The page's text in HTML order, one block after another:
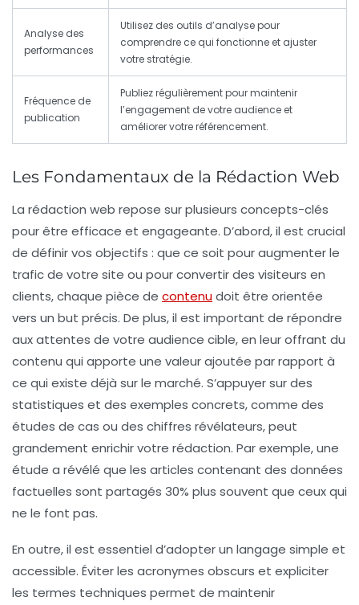
Analyse des
performances
Utilisez des outils d’analyse pour
comprendre ce qui fonctionne et ajuster
votre stratégie.
Fréquence de
publication
Publiez régulièrement pour maintenir
l’engagement de votre audience et
améliorer votre référencement.
Les Fondamentaux de la Rédaction Web
La rédaction web repose sur plusieurs concepts-clés
pour être efficace et engageante. D’abord, il est crucial
de définir vos objectifs : que ce soit pouraugmenter le
traficde votre site ou pour convertir des visiteurs en
clients, chaque pièce de contenudoit être orientée
vers un but précis. De plus, il est important de répondre
aux attentes de votre audience cible, en leur offrant du
contenu qui apporte une valeur ajoutée par rapport à
ce qui existe déjà sur le marché. S’appuyer sur des
statistiques et des exemples concrets, comme des
études de cas ou des chiffres révélateurs, peut
grandement enrichir votre rédaction. Par exemple, une
étude a révélé que les articles contenant des données
factuelles sont partagés 30% plus souvent que ceux qui
ne le font pas.
En outre, il est essentiel d’adopter un langage simple et
accessible. Éviter les acronymes obscurs et expliciter
les termes techniques permet de maintenir